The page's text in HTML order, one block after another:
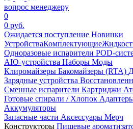
вопрос менеджеру
0
0 руб.
Ожидается поступление Новинки
УстройстваКомплектующие
Одноразовые испарители POD-
AIO-устройства Наборы Моды
Клиромайзеры Бакомайзеры (RTA)
Зарядные устройства
Сменные испарители Картриджи
Готовые спирали / Хлопок
Аккумуляторы
Запасные части Аксессуары Мерч
Конструкторы Пищевые